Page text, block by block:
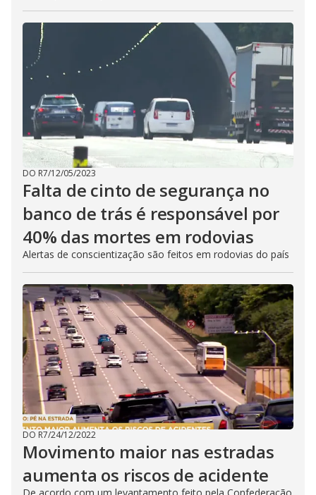
DO R7/12/05/2023
Falta de cinto de segurança no
banco de trás é responsável por
40% das mortes em rodovias
Alertas de conscientização são feitos em rodovias do país
DO R7/24/12/2022
Movimento maior nas estradas
aumenta os riscos de acidente